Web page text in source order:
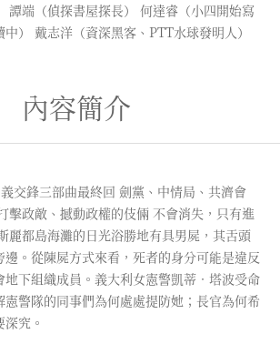
譚端（偵探書屋探長） 何達睿（小四開始寫
） 戴志洋（資深黑客、PTT水球發明人）
內容簡介
交鋒三部曲最終回 劍黨、中情局、共濟會
擊政敵、撼動政權的伎倆 不會消失，只有進
麗都島海灘的日光浴勝地有具男屍，其舌頭
邊。從陳屍方式來看，死者的身分可能是違反
地下組織成員。義大利女憲警凱蒂．塔波受命
警隊的同事們為何處處提防她；長官為何希
究。